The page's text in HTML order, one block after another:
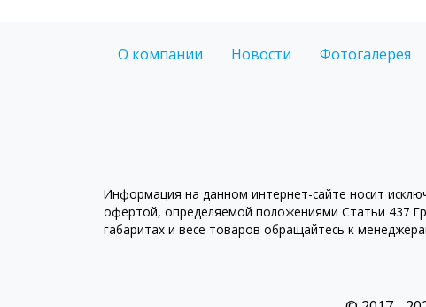
О компании Новости Фотогалерея
Информация на данном интернет-сайте носит
офертой, определяемой положениями Статьи 437
габаритах и весе товаров обращайтесь к